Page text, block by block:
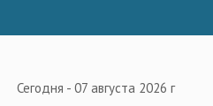
Сегодня - 07 августа 2026 г